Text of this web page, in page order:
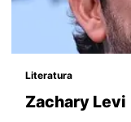
Literatura
Zachary Levi